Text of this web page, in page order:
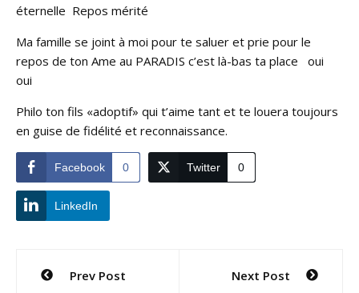
éternelle Repos mérité
Ma famille se joint à moi pour te saluer et prie pour le
repos de ton Ame au PARADIS c’est là-bas ta place oui
oui
Philo ton fils «adoptif» qui t’aime tant et te louera toujours
en guise de fidélité et reconnaissance.
Facebook 0 Twitter 0
LinkedIn
Navigation
Prev Post Next Post